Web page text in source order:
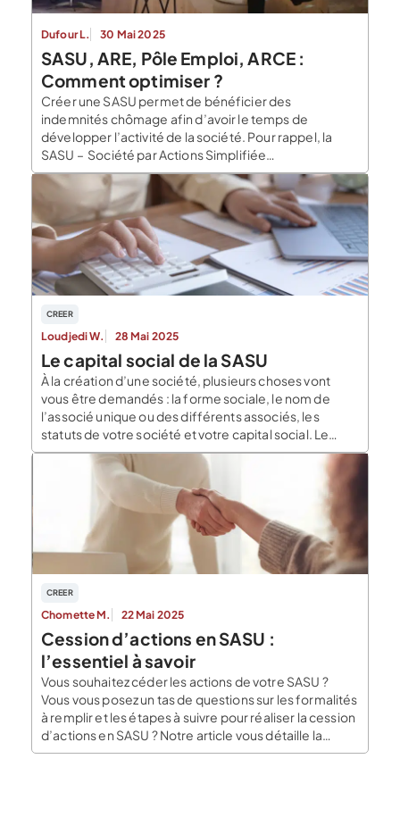
Dufour L. 30 Mai 2025
SASU, ARE, Pôle Emploi, ARCE :
Comment optimiser ?
Créer une SASU permet de bénéficier des
indemnités chômage afin d’avoir le temps de
développer l’activité de la société. Pour rappel, la
SASU – Société par Actions Simplifiée
Unipersonnelle – est la forme juridique de la Société
par Actions Simplifiée (SAS) avec un seul associé.
L’associé unique détient 100 % des parts sociales et
est le […]
CREER
Loudjedi W. 28 Mai 2025
Le capital social de la SASU
À la création d’une société, plusieurs choses vont
vous être demandés : la forme sociale, le nom de
l’associé unique ou des différents associés, les
statuts de votre société et votre capital social. Le
capital social est un impératif. Il figure dans vos
statuts. Dans le cadre d’une SASU, qui est une SAS à
CREER
Chomette M. 22 Mai 2025
Cession d’actions en SASU :
l’essentiel à savoir
Vous souhaitez céder les actions de votre SASU ?
Vous vous posez un tas de questions sur les formalités
à remplir et les étapes à suivre pour réaliser la cession
d’actions en SASU ? Notre article vous détaille la
démarche à suivre. Qu’est-ce qu’une cession